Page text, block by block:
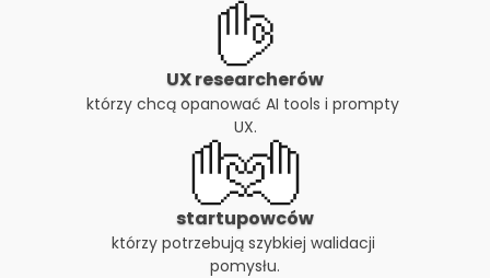
UX researcherów
którzy chcą opanować AI tools i prompty
UX.
startupowców
którzy potrzebują szybkiej walidacji
pomysłu.